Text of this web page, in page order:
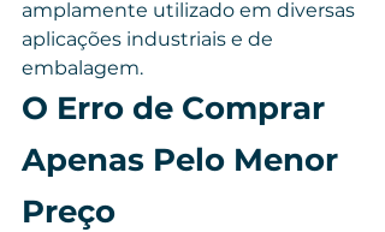
amplamente utilizado em diversas
aplicações industriais e de
embalagem.
O Erro de Comprar
Apenas Pelo Menor
Preço